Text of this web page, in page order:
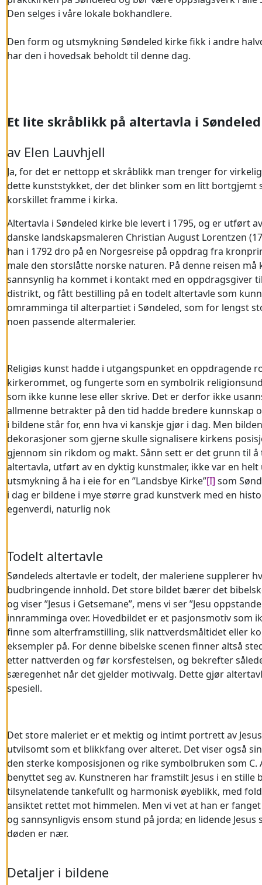
Den selges i våre lokale bokhandlere.
Den form og utsmykning Søndeled kirke fikk i andre
har den i hovedsak beholdt til denne dag.
Et lite skråblikk på altertavla i
av Elen Lauvhjell
Ja, for det er nettopp et skråblikk man trenger for
dette kunststykket, der det blinker som en litt bortgjemt
korskillet framme i kirka.
Altertavla i Søndeled kirke ble levert i 1795, og er utført
danske landskapsmaleren Christian August Lorentzen
han i 1792 dro på en Norgesreise på oppdrag fra
male den storslåtte norske naturen. På denne reisen må
sannsynlig ha kommet i kontakt med en oppdragsgiver
distrikt, og fått bestilling på en todelt altertavle som
omramminga til alterpartiet i Søndeled, som for lengst
noen passende altermalerier.
Religiøs kunst hadde i utgangspunket en oppdragende
kirkerommet, og fungerte som en symbolrik
som ikke kunne lese eller skrive. Det er derfor ikke usann
allmenne betrakter på den tid hadde bredere kunnskap
i bildene står for, enn hva vi kanskje gjør i dag. Men
dekorasjoner som gjerne skulle signalisere kirkens
gjennom sin rikdom og makt. Sånn sett er det grunn til
altertavla, utført av en dyktig kunstmaler, ikke var en helt
utsmykning å ha i eie for en ”Landsbye Kirke”[I] som
i dag er bildene i mye større grad kunstverk med en
egenverdi, naturlig nok
Todelt altertavle
Søndeleds altertavle er todelt, der maleriene supplerer
budbringende innhold. Det store bildet bærer det
og viser ”Jesus i Getsemane”, mens vi ser ”Jesu
innramminga over. Hovedbildet er et pasjonsmotiv som
finne som alterframstilling, slik nattverdsmåltidet eller
eksempler på. For denne bibelske scenen finner altså
etter nattverden og før korsfestelsen, og bekrefter
særegenhet når det gjelder motivvalg. Dette gjør
spesiell.
Det store maleriet er et mektig og intimt portrett av
utvilsomt som et blikkfang over alteret. Det viser også
den sterke komposisjonen og rike symbolbruken som C.
benyttet seg av. Kunstneren har framstilt Jesus i en stille
tilsynelatende tankefullt og harmonisk øyeblikk, med
ansiktet rettet mot himmelen. Men vi vet at han er
og sannsynligvis ensom stund på jorda; en lidende Jesus
døden er nær.
Detaljer i bildene